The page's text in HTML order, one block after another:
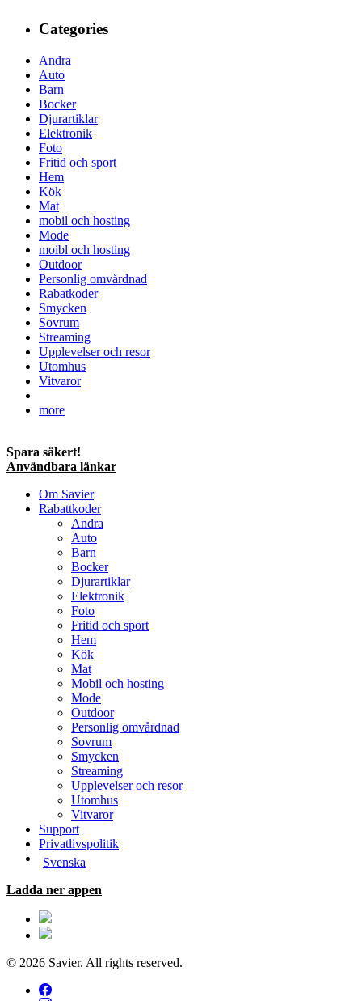
Categories
Andra
Auto
Barn
Bocker
Djurartiklar
Elektronik
Foto
Fritid och sport
Hem
Kök
Mat
mobil och hosting
Mode
moibl och hosting
Outdoor
Personlig omvårdnad
Rabatkoder
Smycken
Sovrum
Streaming
Upplevelser och resor
Utomhus
Vitvaror
more
Spara säkert!
Användbara länkar
Om Savier
Rabattkoder
Andra
Auto
Barn
Bocker
Djurartiklar
Elektronik
Foto
Fritid och sport
Hem
Kök
Mat
Mobil och hosting
Mode
Outdoor
Personlig omvårdnad
Sovrum
Smycken
Streaming
Upplevelser och resor
Utomhus
Vitvaror
Support
Privatlivspolitik
Svenska
Ladda ner appen
© 2026 Savier. All rights reserved.